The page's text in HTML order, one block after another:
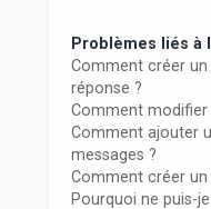
Problèmes liés à
Comment créer
réponse ?
Comment modifier
Comment ajouter
messages ?
Comment créer un
Pourquoi ne puis-